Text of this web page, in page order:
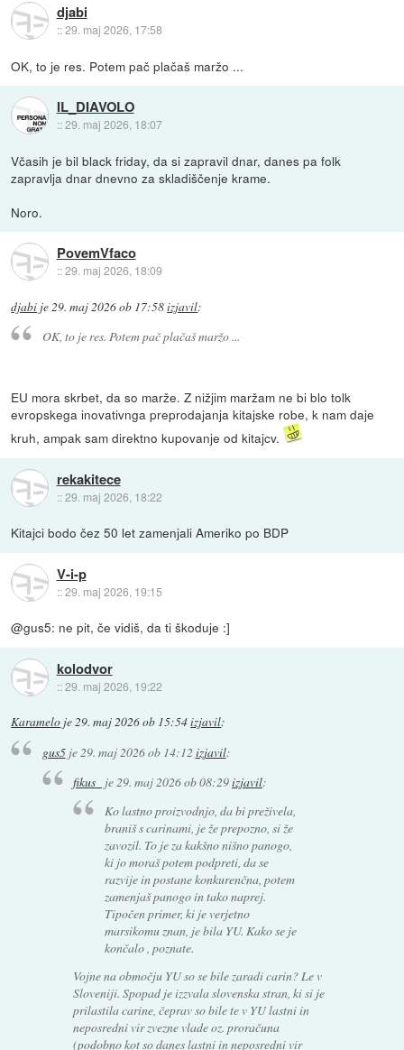
djabi
::29. maj 2026, 17:58
OK, to je res. Potem pač plačaš maržo ...
IL_DIAVOLO
::29. maj 2026, 18:07
Včasih je bil black friday, da si zapravil dnar, danes pa folk
zapravlja dnar dnevno za skladiščenje krame.
Noro.
PovemVfaco
::29. maj 2026, 18:09
djabi je29. maj 2026 ob 17:58izjavil:
OK, to je res. Potem pač plačaš maržo ...
EU mora skrbet, da so marže. Z nižjim maržam ne bi blo tolk
evropskega inovativnga preprodajanja kitajske robe, k nam daje
kruh, ampak sam direktno kupovanje od kitajcv.
rekakitece
::29. maj 2026, 18:22
Kitajci bodo čez 50 let zamenjali Ameriko po BDP
V-i-p
::29. maj 2026, 19:15
@gus5: ne pit, če vidiš, da ti škoduje :]
kolodvor
::29. maj 2026, 19:22
Karamelo je29. maj 2026 ob 15:54izjavil:
gus5je29. maj 2026 ob 14:12 izjavil:
fikus_ je 29. maj 2026 ob 08:29izjavil:
Ko lastno proizvodnjo, da bi preživela,
braniš s carinami, je že prepozno, si že
zavozil. To je za kakšno nišno panogo,
ki jo moraš potem podpreti, da se
razvije in postane konkurenčna, potem
zamenjaš panogo in tako naprej.
Tipočen primer, ki je verjetno
marsikomu znan, je bila YU. Kako se je
končalo , poznate.
Vojne na območju YU so se bile zaradi carin? Le v
Sloveniji. Spopad je izzvala slovenska stran, ki si je
prilastila carine, čeprav so bile te v YU lastni in
neposredni vir zvezne vlade oz. proračuna
(podobno kot so danes lastni in neposredni vir